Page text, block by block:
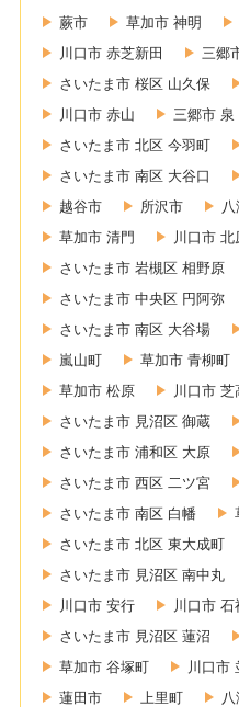
蕨市 草加市 神明
川口市 赤芝新田
三郷
さいたま市 桜区 山久保
川口市 赤山
三郷市 泉
さいたま市 北区 今羽町
さいたま市 南区 大谷口
越谷市
所沢市
草加市 清門
川口市 北
さいたま市 岩槻区 相野原
さいたま市 中央区 円阿弥
さいたま市 南区 大谷場
嵐山町
草加市 青柳町
草加市 松原
川口市 芝
さいたま市 見沼区 御蔵
さいたま市 浦和区 大原
さいたま市 西区 二ツ宮
さいたま市 南区 白幡
さいたま市 北区 東大成町
さいたま市 見沼区 南中丸
川口市 安行
川口市 石
さいたま市 見沼区 蓮沼
草加市 谷塚町
川口市
蓮田市
上里町